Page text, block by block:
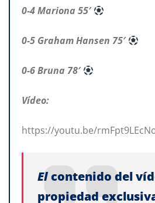
0-4 Mariona 55′
0-5 Graham Hansen 75′
0-6 Bruna 78′
Vídeo:
https://youtu.be/
Elcontenido del
propiedad